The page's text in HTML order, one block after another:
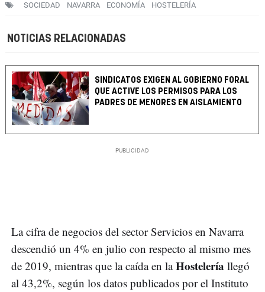
SOCIEDAD NAVARRA ECONOMÍA HOSTELERÍA
NOTICIAS RELACIONADAS
SINDICATOS EXIGEN AL GOBIERNO FORAL
QUE ACTIVE LOS PERMISOS PARA LOS
PADRES DE MENORES EN AISLAMIENTO
La cifra de negocios del sector Servicios en Navarra
descendió un 4% en julio con respecto al mismo mes
de 2019, mientras que la caída en laHostelería llegó
al 43,2%, según los datos publicados por el Instituto